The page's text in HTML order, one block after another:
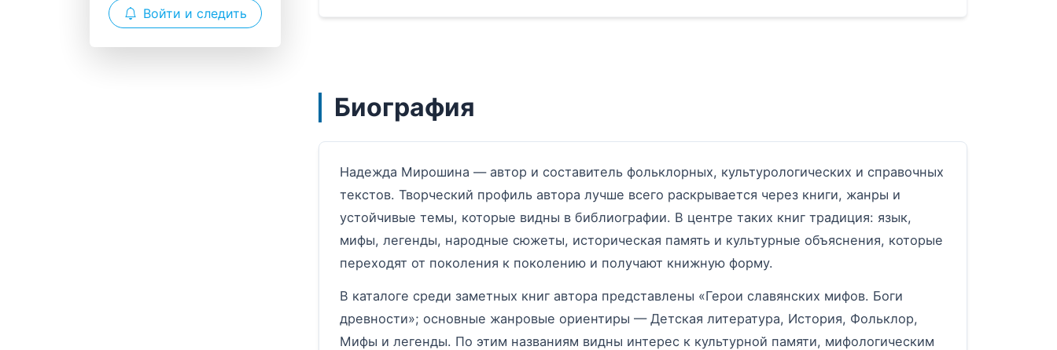
Войти и следить
Биография
Надежда Мирошина — автор и составитель фольклорных, культурологических и справочных
текстов. Творческий профиль автора лучше всего раскрывается через книги, жанры и
устойчивые темы, которые видны в библиографии. В центре таких книг традиция: язык,
мифы, легенды, народные сюжеты, историческая память и культурные объяснения, которые
переходят от поколения к поколению и получают книжную форму.
В каталоге среди заметных книг автора представлены «Герои славянских мифов. Боги
древности»; основные жанровые ориентиры — Детская литература, История, Фольклор,
Мифы и легенды. По этим названиям видны интерес к культурной памяти, мифологическим